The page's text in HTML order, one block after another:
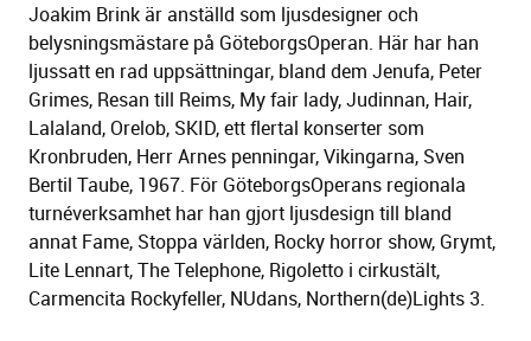
Joakim Brink är anställd som ljusdesigner och
belysningsmästare på GöteborgsOperan. Här har han
ljussatt en rad uppsättningar, bland dem Jenufa, Peter
Grimes, Resan till Reims, My fair lady, Judinnan, Hair,
Lalaland, Orelob, SKID, ett flertal konserter som
Kronbruden, Herr Arnes penningar, Vikingarna, Sven
Bertil Taube, 1967. För GöteborgsOperans regionala
turnéverksamhet har han gjort ljusdesign till bland
annat Fame, Stoppa världen, Rocky horror show, Grymt,
Lite Lennart, The Telephone, Rigoletto i cirkustält,
Carmencita Rockyfeller, NUdans, Northern(de)Lights 3.